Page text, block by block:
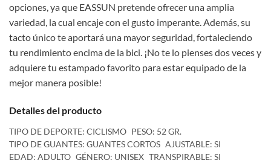
opciones, ya que EASSUN pretende ofrecer una amplia
variedad, la cual encaje con el gusto imperante. Además, su
tacto único te aportará una mayor seguridad, fortaleciendo
tu rendimiento encima de la bici. ¡No te lo pienses dos veces y
adquiere tu estampado favorito para estar equipado de la
mejor manera posible!
Detalles del producto
TIPO DE DEPORTE: CICLISMO PESO: 52 GR.
TIPO DE GUANTES: GUANTES CORTOS AJUSTABLE: SI
EDAD: ADULTO GÉNERO: UNISEX TRANSPIRABLE: SI